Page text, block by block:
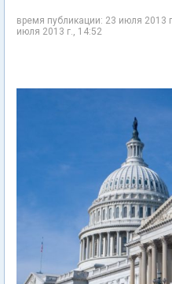
время публикации: 23 июля 2013
июля 2013 г., 14:52